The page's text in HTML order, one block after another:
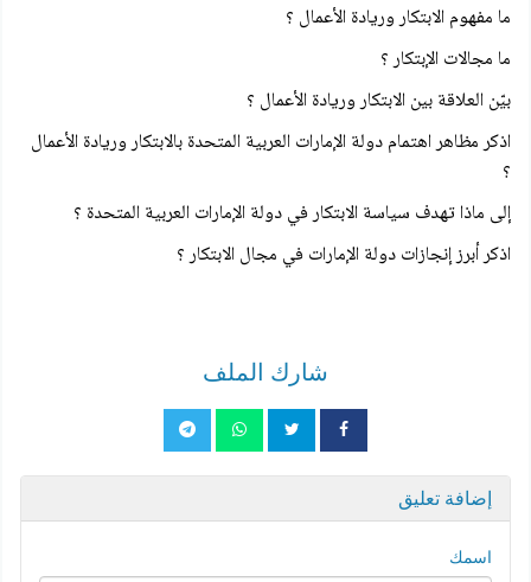
ما مفهوم الابتكار وريادة الأعمال ؟
ما مجالات الإبتكار ؟
بيّن العلاقة بين الابتكار وريادة الأعمال ؟
اذكر مظاهر اهتمام دولة الإمارات العربية المتحدة بالابتكار وريادة الأعمال
؟
إلى ماذا تهدف سياسة الابتكار في دولة الإمارات العربية المتحدة ؟
اذكر أبرز إنجازات دولة الإمارات في مجال الابتكار ؟
شارك الملف
إضافة تعليق
اسمك